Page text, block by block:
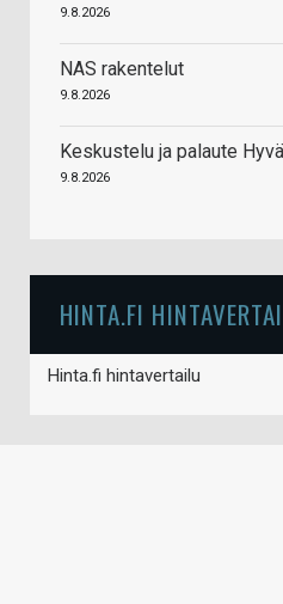
9.8.2026
NAS rakentelut
9.8.2026
Keskustelu ja palaute
9.8.2026
HINTA.FI
Hinta.fi hintavertailu